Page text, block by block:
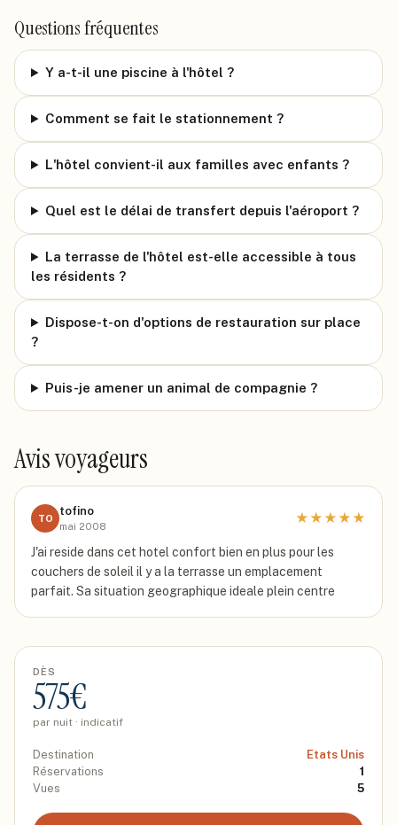
Questions fréquentes
Y a-t-il une piscine à l'hôtel ?
Comment se fait le stationnement ?
L'hôtel convient-il aux familles avec enfants ?
Quel est le délai de transfert depuis l'aéroport ?
La terrasse de l'hôtel est-elle accessible à tous
les résidents ?
Dispose-t-on d'options de restauration sur place
?
Puis-je amener un animal de compagnie ?
Avis voyageurs
TO
tofino
mai 2008
★★★★★
J'ai reside dans cet hotel confort bien en plus pour les
couchers de soleil il y a la terrasse un emplacement
parfait. Sa situation geographique ideale plein centre
DÈS
575€
par nuit · indicatif
Destination
Etats Unis
Réservations
1
Vues
5